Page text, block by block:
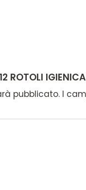
ROTOLI
pubblicato. I